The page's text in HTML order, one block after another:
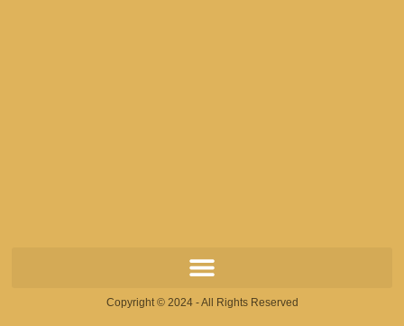
Copyright © 2024 - All Rights Reserved